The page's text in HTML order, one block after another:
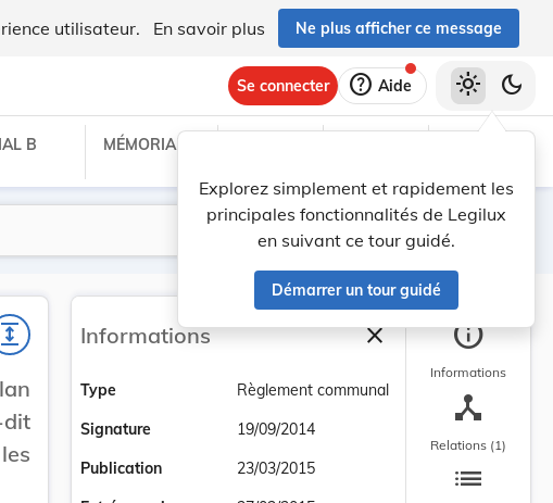
utilisateur. En savoir plus Ne plus afficher ce message
Se connecter help Aide
Explorez simplement et rapidement les
principales fonctionnalités de Legilux
en suivant ce tour guidé.
Démarrer un tour guidé
light_mode dark_mode
B MÉMORIAL C
Lancer la recherche
Filtres
expand
dit
Informations closeFermer la barre
Type
Règlement communal
Signature
19/09/2014
Publication
23/03/2015
info
Informations
device_hub
Relations (1)
list